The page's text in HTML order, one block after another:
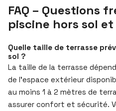
FAQ – Questions
piscine hors sol
Quelle taille de terrasse
sol ?
La taille de la terrasse
de l’espace extérieur
au moins 1 à 2 mètres de
assurer confort et sécurité.